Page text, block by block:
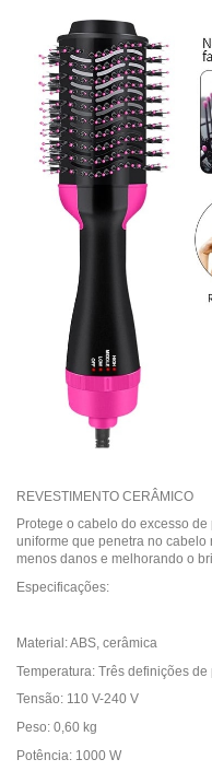
REVESTIMENTO CERÂMICO
Protege o cabelo do excesso
uniforme que penetra no cabelo
menos danos e melhorando o
Especificações:
Material: ABS, cerâmica
Temperatura: Três definições de
Tensão: 110 V-240 V
Peso: 0,60 kg
Potência: 1000 W